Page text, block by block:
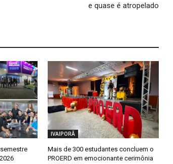
e quase é atropelado
IVAIPORÃ
Mais de 300 estudantes concluem o
PROERD em emocionante cerimônia